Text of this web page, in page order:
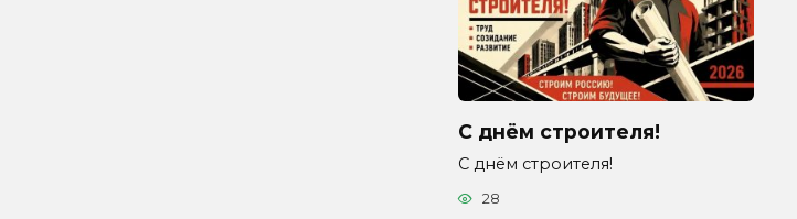
С днём строителя!
С днём строителя!
28